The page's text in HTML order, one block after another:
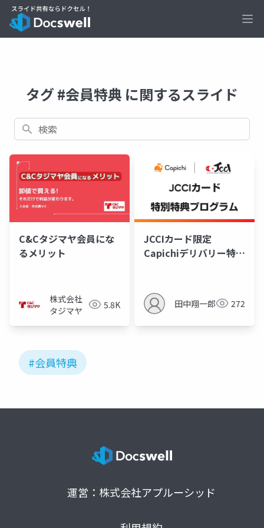
タグ #会員特典 に関するスライド
検索
C&Cタジマヤ会員にな
るメリット
株式会社
タジマヤ
5.8K
JCCIカード限定
Capichiデリバリー特典
田中翔一郎 272
#会員特典
運営：株式会社アプルーシッド